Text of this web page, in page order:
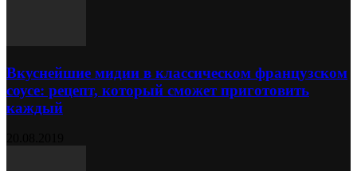
Вкуснейшие мидии в классическом французском
соусе: рецепт, который сможет приготовить
каждый